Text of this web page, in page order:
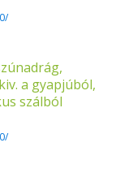
a gyapjúból,
szálból